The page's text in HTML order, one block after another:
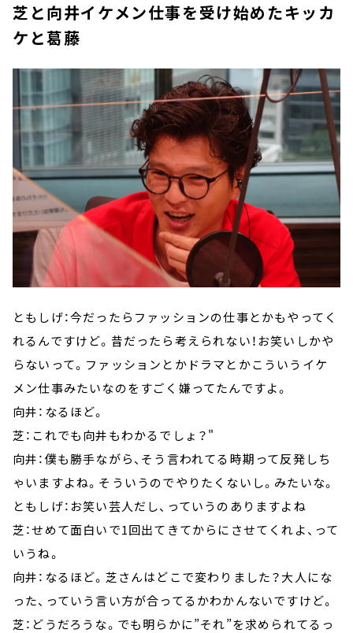
芝と向井イケメン仕事を受け始めたキッカ
ケと葛藤
ともしげ：今だったらファッションの仕事とかもやってく
れるんですけど。昔だったら考えられない！お笑いしかや
らないって。ファッションとかドラマとかこういうイケ
メン仕事みたいなのをすごく嫌ってたんですよ。
向井：なるほど。
芝：これでも向井もわかるでしょ？"
向井：僕も勝手ながら、そう言われてる時期って反発しち
ゃいますよね。そういうのでやりたくないし。みたいな。
ともしげ：お笑い芸人だし、っていうのありますよね
芝：せめて面白いで1回出てきてからにさせてくれよ、って
いうね。
向井：なるほど。芝さんはどこで変わりました？大人にな
った、っていう言い方が合ってるかわかんないですけど。
芝：どうだろうな。でも明らかに”それ”を求められてるっ